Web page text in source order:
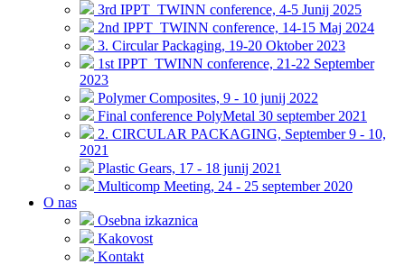
3rd IPPT_TWINN conference, 4-5 Junij 2025
2nd IPPT_TWINN conference, 14-15 Maj 2024
3. Circular Packaging, 19-20 Oktober 2023
1st IPPT_TWINN conference, 21-22 September
2023
Polymer Composites, 9 - 10 junij 2022
Final conference PolyMetal 30 september 2021
2. CIRCULAR PACKAGING, September 9 - 10,
2021
Plastic Gears, 17 - 18 junij 2021
Multicomp Meeting, 24 - 25 september 2020
O nas
Osebna izkaznica
Kakovost
Kontakt